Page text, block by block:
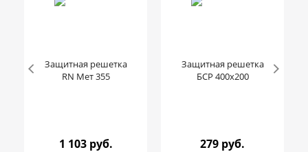
Защитная решетка
RN Мет 355
1 103 руб.
Защитная решетка
БСР 400x200
279 руб.